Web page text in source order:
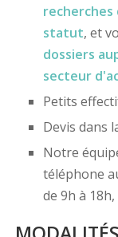
recherches
statut, et
dossiers
secteur
Petits
Devis dans
Notre
téléphone
de 9h à